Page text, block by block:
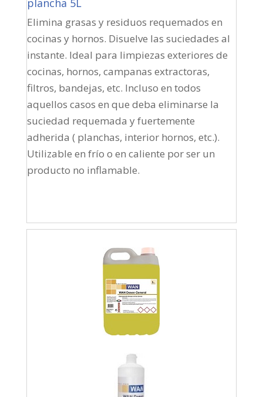
plancha 5L
Elimina grasas y residuos requemados en
cocinas y hornos. Disuelve las suciedades al
instante. Ideal para limpiezas exteriores de
cocinas, hornos, campanas extractoras,
filtros, bandejas, etc. Incluso en todos
aquellos casos en que deba eliminarse la
suciedad requemada y fuertemente
adherida ( planchas, interior hornos, etc.).
Utilizable en frío o en caliente por ser un
producto no inflamable.